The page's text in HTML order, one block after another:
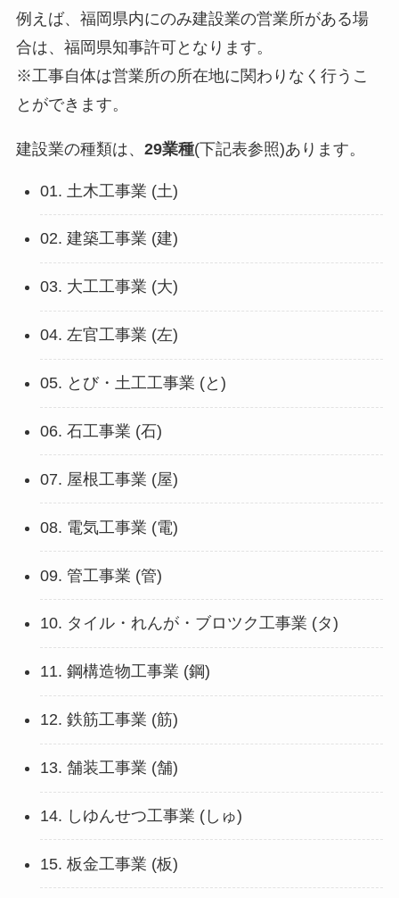
例えば、福岡県内にのみ建設業の営業所がある場
合は、福岡県知事許可となります。
※工事自体は営業所の所在地に関わりなく行うこ
とができます。
建設業の種類は、 29業種(下記表参照)あります。
01. 土木工事業 (土)
02. 建築工事業 (建)
03. 大工工事業 (大)
04. 左官工事業 (左)
05. とび・土工工事業 (と)
06. 石工事業 (石)
07. 屋根工事業 (屋)
08. 電気工事業 (電)
09. 管工事業 (管)
10. タイル・れんが・ブロツク工事業 (タ)
11. 鋼構造物工事業 (鋼)
12. 鉄筋工事業 (筋)
13. 舗装工事業 (舗)
14. しゆんせつ工事業 (しゅ)
15. 板金工事業 (板)